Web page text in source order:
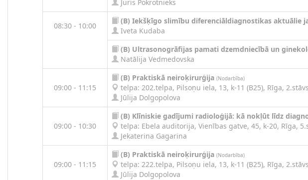
Juris Pokrotnieks
08:30 - 10:00
(B) Iekšķīgo slimību diferenciāldiagnostikas aktuālie
Iveta Kudaba
(B) Ultrasonogrāfijas pamati dzemdniecībā un
Natālija Vedmedovska
09:00 - 11:15
(B) Praktiskā neiroķirurģija (Nodarbība)
telpa: 202.telpa, Pilsoņu iela, 13, k-11 (B25), Rīga, 2.stāvs
Jūlija Dolgopolova
09:00 - 10:30
(B) Klīniskie gadījumi radioloģijā: kā nokļūt līdz
telpa: Ebela auditorija, Vienības gatve, 45, k-20, Rīga,
Jekaterina Gagarina
09:00 - 11:15
(B) Praktiskā neiroķirurģija (Nodarbība)
telpa: 222.telpa, Pilsoņu iela, 13, k-11 (B25), Rīga, 2.stāvs
Jūlija Dolgopolova